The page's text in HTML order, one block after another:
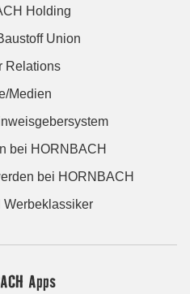
Holding
Union
Relations
Medien
bei HORNBACH
bei HORNBACH
Werbeklassiker
Apps